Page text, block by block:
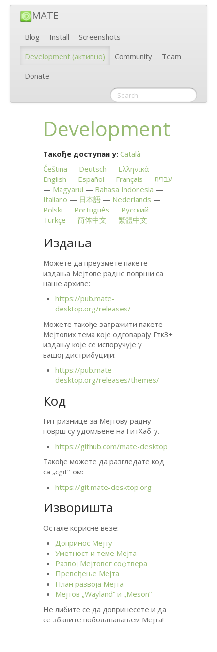
MATE
Blog Install
Screenshots
Development (активно) Community
Team
Donate
Development
Такође доступан у: Català
Čeština
Deutsch
Ελληνικά
English
Español Français
עברית
Magyarul
Bahasa Indonesia
Italiano
日本語
Nederlands
Polski
Português
Русский
Türkçe
简体中文 繁體中文
Издања
Можете да преузмете пакете
издања Мејтове радне површи са
наше архиве:
https://pub.mate-
desktop.org/releases/
Можете такође затражити пакете
Мејтових тема које одговарају Гтк3+
издању које се испоручује у
вашој дистрибуцији:
https://pub.mate-
desktop.org/releases/themes/
Код
Гит ризнице за Мејтову радну
површ су удомљене на ГитХаб-у.
https://github.com/mate-desktop
Такође можете да разгледате код
са „cgit“-ом:
https://git.mate-desktop.org
Изворишта
Остале корисне везе:
Допринос Мејту
Уметност и теме Мејта
Развој Мејтовог софтвера
Превођење Мејта
План развоја Мејта
Мејтов „Wayland“ и „Meson“
Не либите се да допринесете и да
се збавите побољшавањем Мејта!